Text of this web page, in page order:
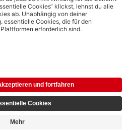
tonies GmbH
und Data-Mining von (generativen) KI
der Nutzungsbedingungen genannten
und daher verboten.